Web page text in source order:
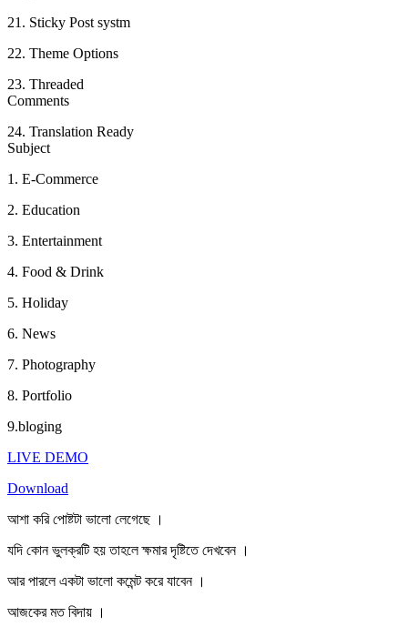
21. Sticky Post systm
22. Theme Options
23. Threaded
Comments
24. Translation Ready
Subject
1. E-Commerce
2. Education
3. Entertainment
4. Food & Drink
5. Holiday
6. News
7. Photography
8. Portfolio
9.bloging
LIVE DEMO
Download
আশা করি পোষ্টটা ভালো লেগেছে ।
যদি কোন ভুলক্রটি হয় তাহলে ক্ষমার দৃষ্টিতে দেখবেন ।
আর পারলে একটা ভালো কমেন্ট করে যাবেন ।
আজকের মত বিদায় ।